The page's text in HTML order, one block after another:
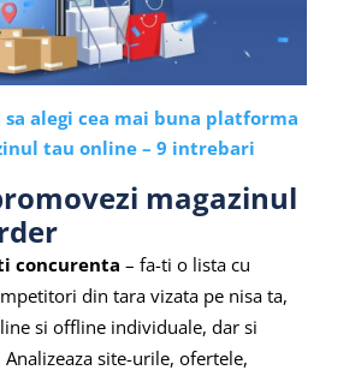
sa alegi cea mai buna platforma
tau online – 9 intrebari
magazinul
concurenta – fa-ti o lista cu
din tara vizata pe nisa ta,
si offline individuale, dar si
site-urile, ofertele,